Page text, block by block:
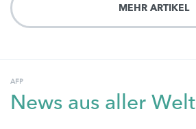
MEHR ARTIKEL
AFP
News aus aller Welt